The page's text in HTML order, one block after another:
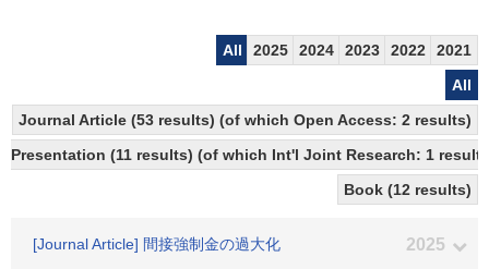
All 2025 2024 2023 2022
2021
All
Journal Article (53 results) (of which Open Access: 2 results)
Presentation (11 results) (of which Int'l Joint Research: 1
Book (12 results)
[Journal Article] 間接強制金の過大化 2025